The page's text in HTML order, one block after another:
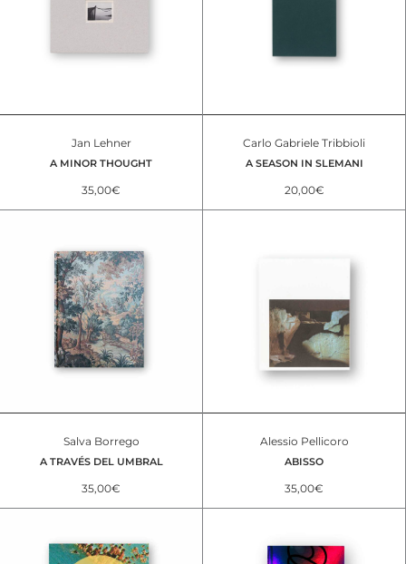
Jan Lehner
A MINOR THOUGHT
35,00€
Carlo Gabriele Tribbioli
A SEASON IN SLEMANI
20,00€
Salva Borrego
A TRAVÉS DEL UMBRAL
35,00€
Alessio Pellicoro
ABISSO
35,00€